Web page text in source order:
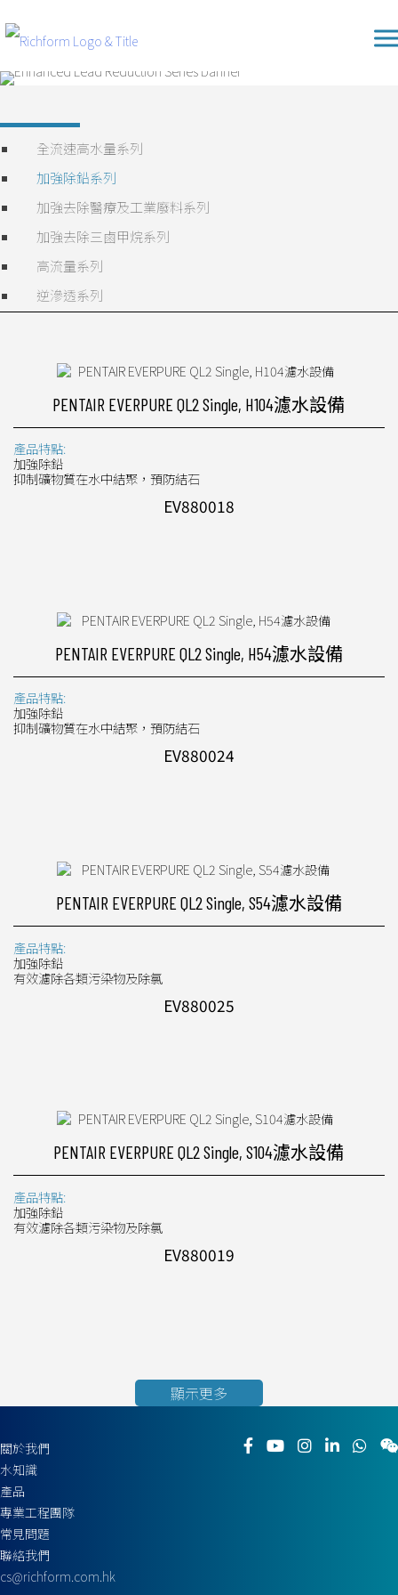
to
content
全流速高水量系列
加強除鉛系列
加強去除醫療及工業廢料系列
加強去除三鹵甲烷系列
高流量系列
逆滲透系列
PENTAIR EVERPURE QL2 Single, H104濾水設備
產品特點:
加強除鉛
抑制礦物質在水中結聚，預防結石
EV880018
PENTAIR EVERPURE QL2 Single, H54濾水設備
產品特點:
加強除鉛
抑制礦物質在水中結聚，預防結石
EV880024
PENTAIR EVERPURE QL2 Single, S54濾水設備
產品特點:
加強除鉛
有效濾除各類污染物及除氯
EV880025
PENTAIR EVERPURE QL2 Single, S104濾水設備
產品特點:
加強除鉛
有效濾除各類污染物及除氯
EV880019
顯示更多
關於我們
水知識
產品
專業工程團隊
常見問題
聯絡我們
cs@richform.com.hk